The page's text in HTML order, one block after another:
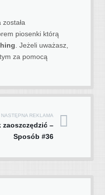
została
piosenki którą
. Jeżeli uważasz,
za pomocą
NASTĘPNA REKLAMA
zaoszczędzić –
Sposób #36